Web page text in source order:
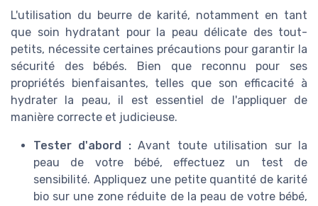
L'utilisation du beurre de karité, notamment en tant
que soin hydratant pour la peau délicate des tout-
petits, nécessite certaines précautions pour garantir la
sécurité des bébés. Bien que reconnu pour ses
propriétés bienfaisantes, telles que son efficacité à
hydrater la peau, il est essentiel de l'appliquer de
manière correcte et judicieuse.
Tester d'abord :Avant toute utilisation sur la
peau de votre bébé, effectuez un test de
sensibilité. Appliquez une petite quantité de karité
bio sur une zone réduite de la peau de votre bébé,